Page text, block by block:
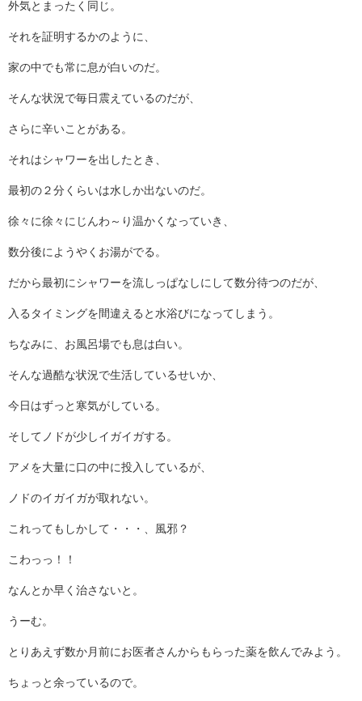
外気とまったく同じ。
それを証明するかのように、
家の中でも常に息が白いのだ。
そんな状況で毎日震えているのだが、
さらに辛いことがある。
それはシャワーを出したとき、
最初の２分くらいは水しか出ないのだ。
徐々に徐々にじんわ～り温かくなっていき、
数分後にようやくお湯がでる。
だから最初にシャワーを流しっぱなしにして数分待つのだが、
入るタイミングを間違えると水浴びになってしまう。
ちなみに、お風呂場でも息は白い。
そんな過酷な状況で生活しているせいか、
今日はずっと寒気がしている。
そしてノドが少しイガイガする。
アメを大量に口の中に投入しているが、
ノドのイガイガが取れない。
これってもしかして・・・、風邪？
こわっっ！！
なんとか早く治さないと。
うーむ。
とりあえず数か月前にお医者さんからもらった薬を飲んでみよう。
ちょっと余っているので。